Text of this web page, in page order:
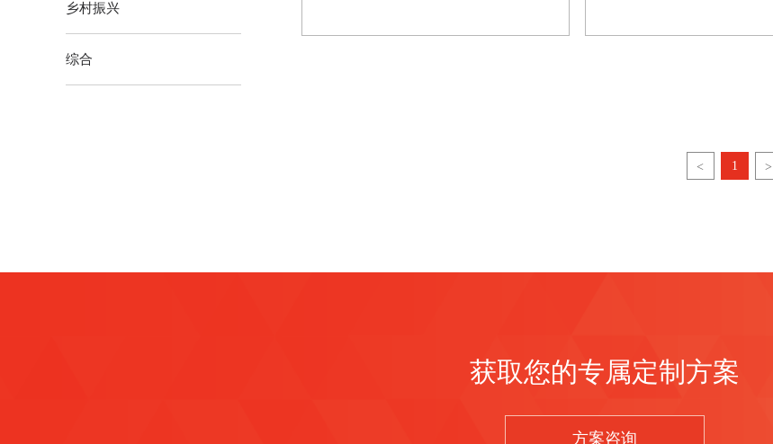
乡村振兴
综合
< 1 >
获取您的专属定制方案
方案咨询